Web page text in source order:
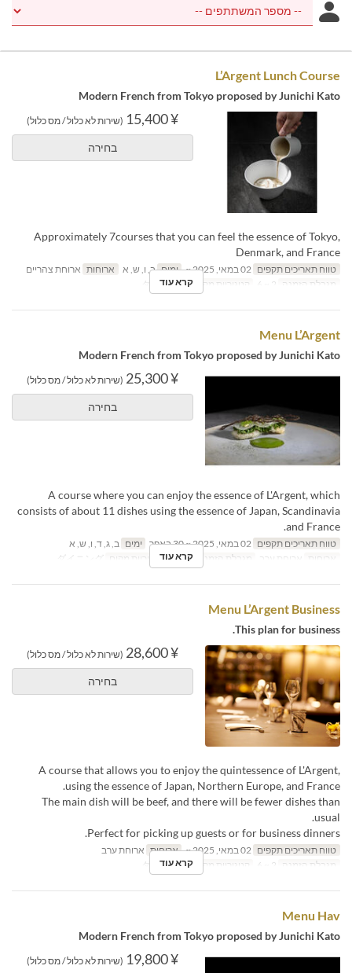
L’Argent Lunch Course
Modern French from Tokyo proposed by Junichi Kato
¥ 15,400 (שירות לא כלול / מס כלול)
בחירה
Approximately 7courses that you can feel the essence of Tokyo,
Denmark, and France
טווח תאריכים תקפים ימים ב, ו, ש, א ארוחות ארוחת צהריים
מגבלת הזמנה
קטגוריית מקום ダイニング
קרא עוד
Menu L’Argent
Modern French from Tokyo proposed by Junichi Kato
¥ 25,300 (שירות לא כלול / מס כלול)
בחירה
A course where you can enjoy the essence of L'Argent, which
consists of about 11 dishes using the essence of Japan, Scandinavia
and France.
טווח תאריכים תקפים ימים ב, ג, ד, ו, ש, א
ארוחות ארוחת ערב מגבלת הזמנה 2 ~ 6 קטגוריית מקוםקרא עוד
Menu L’Argent Business
This plan for business.
¥ 28,600 (שירות לא כלול / מס כלול)
בחירה
A course that allows you to enjoy the quintessence of L'Argent,
using the essence of Japan, Northern Europe, and France.
The main dish will be beef, and there will be fewer dishes than
usual.
Perfect for picking up guests or for business dinners.
טווח תאריכים תקפים ארוחות ארוחת ערב
מגבלת הזמנה
קטגוריית מקום ダイニング
קרא עוד
Menu Hav
Modern French from Tokyo proposed by Junichi Kato
¥ 19,800 (שירות לא כלול / מס כלול)